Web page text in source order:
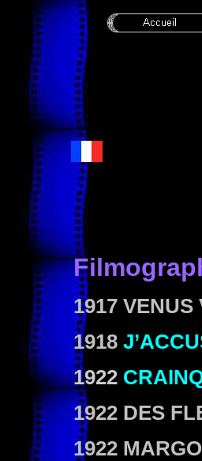
1917 VENUS
1918
1922
1922 DES
1922